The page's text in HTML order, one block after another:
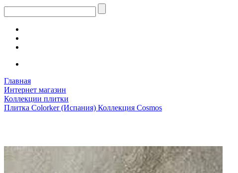
Главная
Интернет магазин
Коллекции плитки
Плитка Colorker (Испания) Коллекция Cosmos